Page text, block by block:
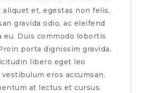
aliquet et, egestas non felis.
gravida odio, ac eleifend
eu. Duis commodo lobortis
porta dignissim gravida.
libero eget leo
eros accumsan.
at lectus et cursus.